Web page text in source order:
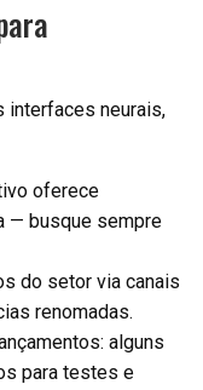
interfaces neurais,
oferece
— busque sempre
do setor via canais
renomadas.
alguns
para testes e